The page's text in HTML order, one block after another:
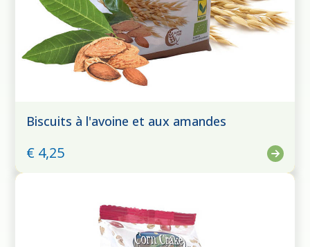
Biscuits à l'avoine et aux amandes
€ 4,25